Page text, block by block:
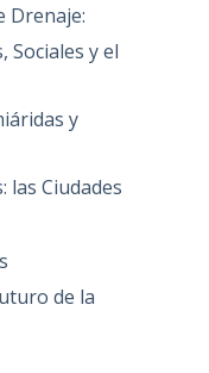
Drenaje:
Sociales y el
y
las Ciudades
de la